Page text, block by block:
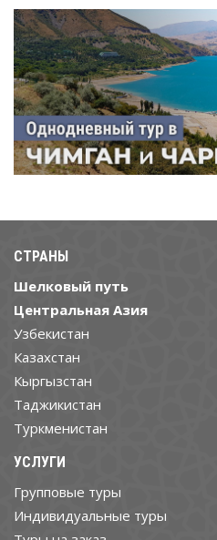
СТРАНЫ
Шелковый путь
Центральная Азия
Узбекистан
Казахстан
Кыргызстан
Таджикистан
Туркменистан
УСЛУГИ
Групповые туры
Индивидуальные туры